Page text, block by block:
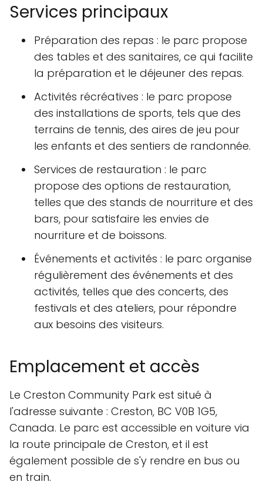
Services principaux
Préparation des repas : le parc propose
des tables et des sanitaires, ce qui facilite
la préparation et le déjeuner des repas.
Activités récréatives : le parc propose
des installations de sports, tels que des
terrains de tennis, des aires de jeu pour
les enfants et des sentiers de randonnée.
Services de restauration : le parc
propose des options de restauration,
telles que des stands de nourriture et des
bars, pour satisfaire les envies de
nourriture et de boissons.
Événements et activités : le parc organise
régulièrement des événements et des
activités, telles que des concerts, des
festivals et des ateliers, pour répondre
aux besoins des visiteurs.
Emplacement et accès
Le Creston Community Park est situé à
l'adresse suivante : Creston, BC V0B 1G5,
Canada. Le parc est accessible en voiture via
la route principale de Creston, et il est
également possible de s'y rendre en bus ou
en train.